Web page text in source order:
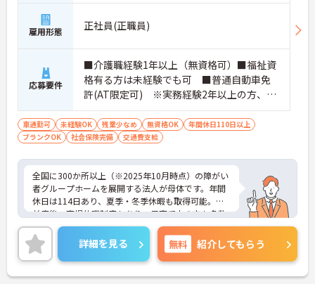
雇用形態 正社員(正職員)
応募要件
■介護職経験1年以上（無資格可）■福祉資
格有る方は未経験でも可 ■普通自動車免
許(AT限定可) ※実務経験2年以上の方、障
がい者福祉に関する経験をお持ちの方大歓
迎
車通勤可 未経験OK 残業少なめ 無資格OK
年間休日110日以上
ブランクOK
社会保険完備 交通費支給
全国に300か所以上（※2025年10月時点）の障がい
者グループホームを展開する法人が母体です。年間
休日は114日あり、夏季・冬季休暇も取得可能。産
前産後・育児休暇制度もあり、子育て中の方も多数
活躍中で、ワークライフバランスを大切にしながら
働ける環境が整っています。研修制度や外部勉強会
の受講支援もあり、スキルアップもしっかりサポー
ト。将来的には管理者やエリアマネージャーへのキ
ャリアアップも目指せます。20代から60代まで幅広
詳細を見る 無料 紹介してもらう